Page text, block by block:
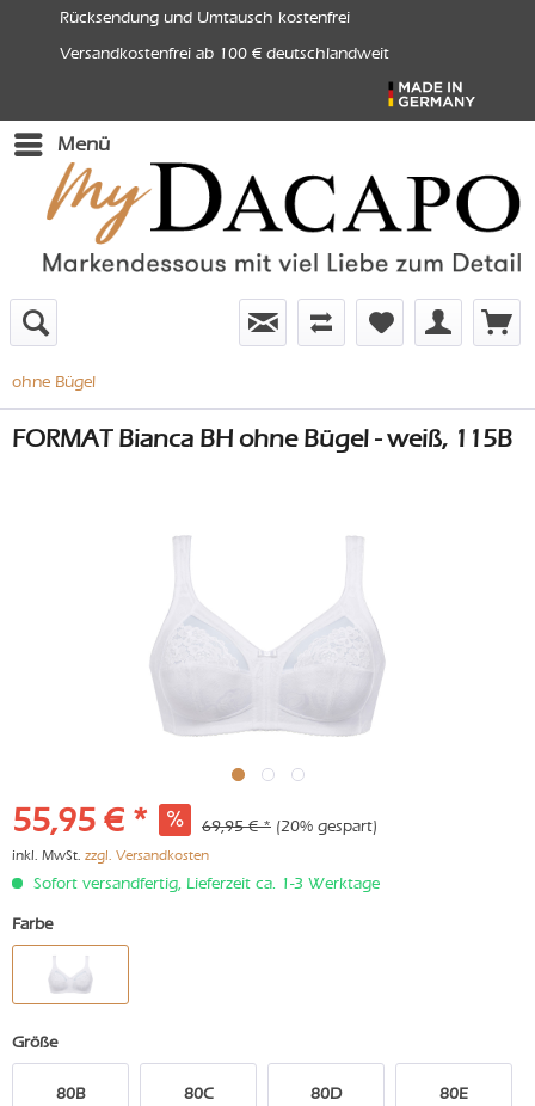
Rücksendung und Umtausch kostenfrei
Versandkostenfrei ab 100 € deutschlandweit
Menü
ohne Bügel
FORMAT Bianca BH ohne Bügel - weiß, 115B
55,95 € * 69,95 € * (20% gespart)
inkl. MwSt. zzgl. Versandkosten
Sofort versandfertig, Lieferzeit ca. 1-3 Werktage
Farbe
Größe
80B 80C 80D 80E